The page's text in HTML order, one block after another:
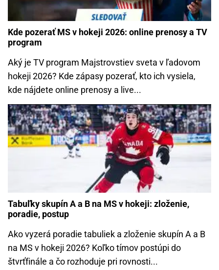
Kde pozerať MS v hokeji 2026: online prenosy a TV
program
Aký je TV program Majstrovstiev sveta v ľadovom
hokeji 2026? Kde zápasy pozerať, kto ich vysiela,
kde nájdete online prenosy a live...
Tabuľky skupín A a B na MS v hokeji: zloženie,
poradie, postup
Ako vyzerá poradie tabuliek a zloženie skupín A a B
na MS v hokeji 2026? Koľko tímov postúpi do
štvrťfinále a čo rozhoduje pri rovnosti...